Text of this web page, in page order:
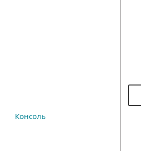
Консоль